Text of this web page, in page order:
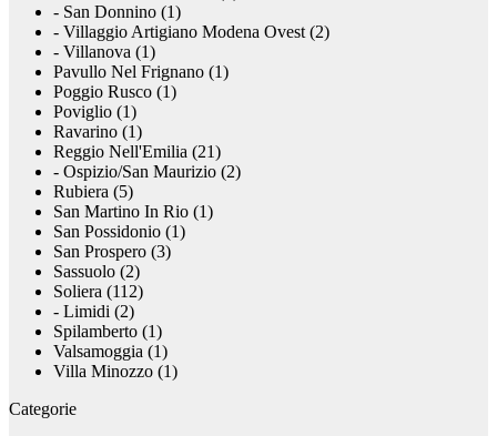
- San Donnino (1)
- Villaggio Artigiano Modena Ovest (2)
- Villanova (1)
Pavullo Nel Frignano (1)
Poggio Rusco (1)
Poviglio (1)
Ravarino (1)
Reggio Nell'Emilia (21)
- Ospizio/San Maurizio (2)
Rubiera (5)
San Martino In Rio (1)
San Possidonio (1)
San Prospero (3)
Sassuolo (2)
Soliera (112)
- Limidi (2)
Spilamberto (1)
Valsamoggia (1)
Villa Minozzo (1)
Categorie